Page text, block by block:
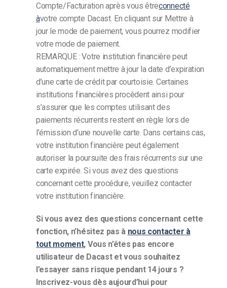
Compte/Facturation après vous êtreconnecté
àvotre compte Dacast. En cliquant sur Mettre à
jour le mode de paiement, vous pourrez modifier
votre mode de paiement.
REMARQUE : Votre institution financière peut
automatiquement mettre à jour la date d’expiration
d’une carte de crédit par courtoisie. Certaines
institutions financières procèdent ainsi pour
s’assurer que les comptes utilisant des
paiements récurrents restent en règle lors de
l’émission d’une nouvelle carte. Dans certains cas,
votre institution financière peut également
autoriser la poursuite des frais récurrents sur une
carte expirée. Si vous avez des questions
concernant cette procédure, veuillez contacter
votre institution financière.
Si vous avez des questions concernant cette
fonction, n’hésitez pas à nous contacter à
tout moment, Vous n’êtes pas encore
utilisateur de Dacast et vous souhaitez
l’essayer sans risque pendant 14 jours ?
Inscrivez-vous dès aujourd’hui pour